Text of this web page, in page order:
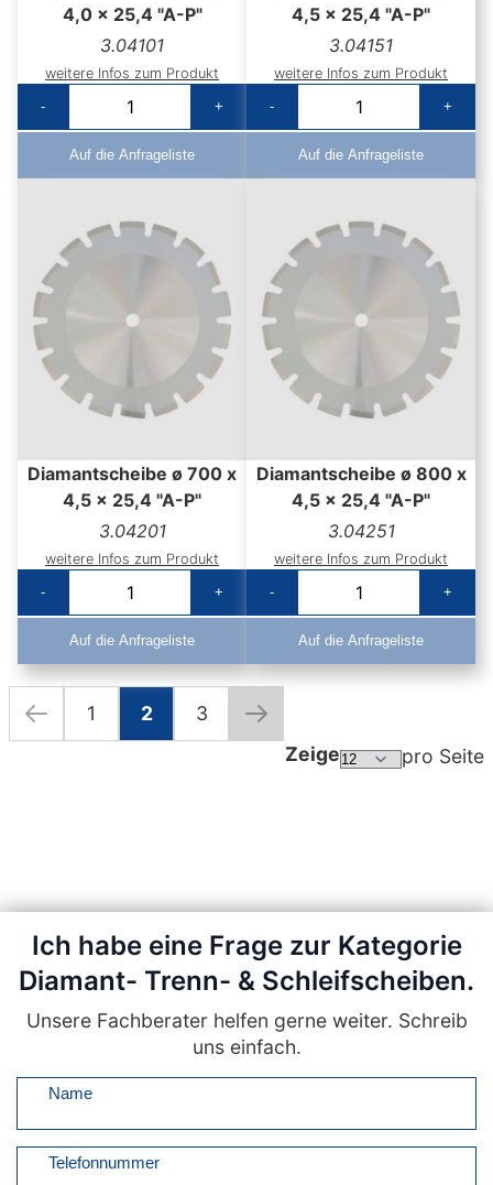
4,0 x 25,4 "A-P"
3.04101
weitere Infos zum Produkt
-
+
Auf die Anfrageliste
4,5 x 25,4 "A-P"
3.04151
weitere Infos zum Produkt
-
+
Auf die Anfrageliste
Diamantscheibe ø 700 x
4,5 x 25,4 "A-P"
3.04201
weitere Infos zum Produkt
-
+
Auf die Anfrageliste
Diamantscheibe ø 800 x
4,5 x 25,4 "A-P"
3.04251
weitere Infos zum Produkt
-
+
Auf die Anfrageliste
SeiteSeite
ZurückSeite
1 Sie lesen gerade die Seite
2 Seite
3 Seite
Weiter
Zeige
pro Seite
Ich habe eine Frage zur Kategorie
Diamant- Trenn- & Schleifscheiben.
Unsere Fachberater helfen gerne weiter. Schreib
uns einfach.
Name
Telefonnummer